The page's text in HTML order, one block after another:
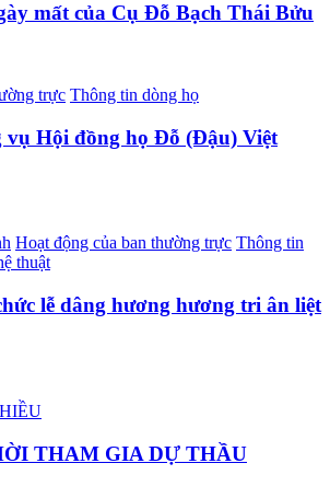
mất của Cụ Đỗ Bạch Thái Bửu
trực Thông tin dòng họ
vụ Hội đồng họ Đỗ (Đậu) Việt
Hoạt động của ban thường trực Thông tin
thuật
lễ dâng hương hương tri ân liệt
THAM GIA DỰ THẦU